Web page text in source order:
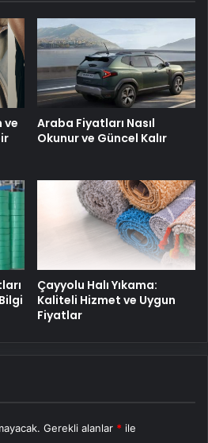
ve
Araba Fiyatları Nasıl
Okunur ve Güncel Kalır
Çayyolu Halı Yıkama:
Kaliteli Hizmet ve Uygun
Fiyatlar
Gerekli alanlar * ile